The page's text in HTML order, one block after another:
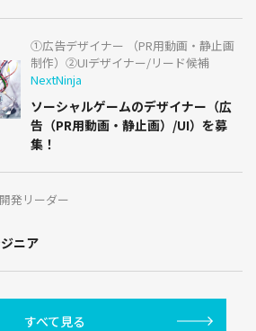
①広告デザイナー （PR用動画・静止画
制作）②UIデザイナー/リード候補
NextNinja
ソーシャルゲームのデザイナー（広
告（PR用動画・静止画）/UI）を募
集！
発リーダー
ニア
すべて見る